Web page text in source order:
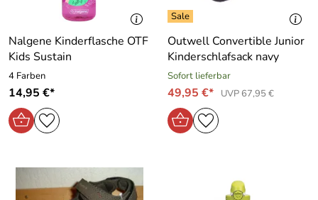
Nalgene Kinderflasche OTF
Kids Sustain
4 Farben
14,95 €*
Outwell Convertible Junior
Kinderschlafsack navy
Sofort lieferbar
49,95 €* UVP 67,95 €